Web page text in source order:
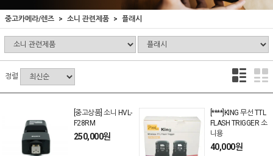
중고카메라/렌즈 소니 관련제품 플래시
정렬
[중고상품] 소니 HVL-
F28RM
250,000원
[****]KING 무선 TTL
FLASH TRIGGER 소
니용
40,000원